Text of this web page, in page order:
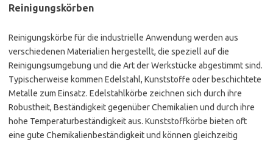
Reinigungskörben
Reinigungskörbe für die industrielle Anwendung werden aus
verschiedenen Materialien hergestellt, die speziell auf die
Reinigungsumgebung und die Art der Werkstücke abgestimmt sind.
Typischerweise kommen Edelstahl, Kunststoffe oder beschichtete
Metalle zum Einsatz. Edelstahlkörbe zeichnen sich durch ihre
Robustheit, Beständigkeit gegenüber Chemikalien und durch ihre
hohe Temperaturbeständigkeit aus. Kunststoffkörbe bieten oft
eine gute Chemikalienbeständigkeit und können gleichzeitig